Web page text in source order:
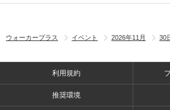
ウォーカープラス イベント 2026年11月 30
利用規約
推奨環境